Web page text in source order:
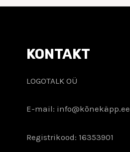
KONTAKT
LOGOTALK OÜ
E-mail: info@kõnekäpp.ee
Registrikood: 16353901